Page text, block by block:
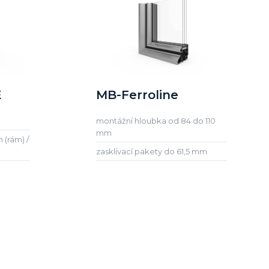
(rám) /
MB-Ferroline
montážní hloubka od 84 do 110
mm
zasklívací pakety do 61,5 mm